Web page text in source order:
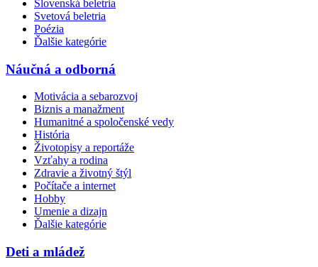
Slovenská beletria
Svetová beletria
Poézia
Ďalšie kategórie
Náučná a odborná
Motivácia a sebarozvoj
Biznis a manažment
Humanitné a spoločenské vedy
História
Životopisy a reportáže
Vzťahy a rodina
Zdravie a životný štýl
Počítače a internet
Hobby
Umenie a dizajn
Ďalšie kategórie
Deti a mládež